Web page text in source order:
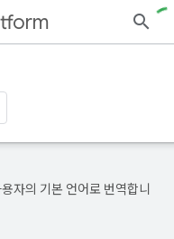
자의 기본 언어로 번역합니